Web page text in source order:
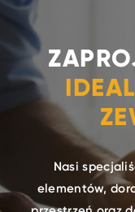
Nasi
elementów,